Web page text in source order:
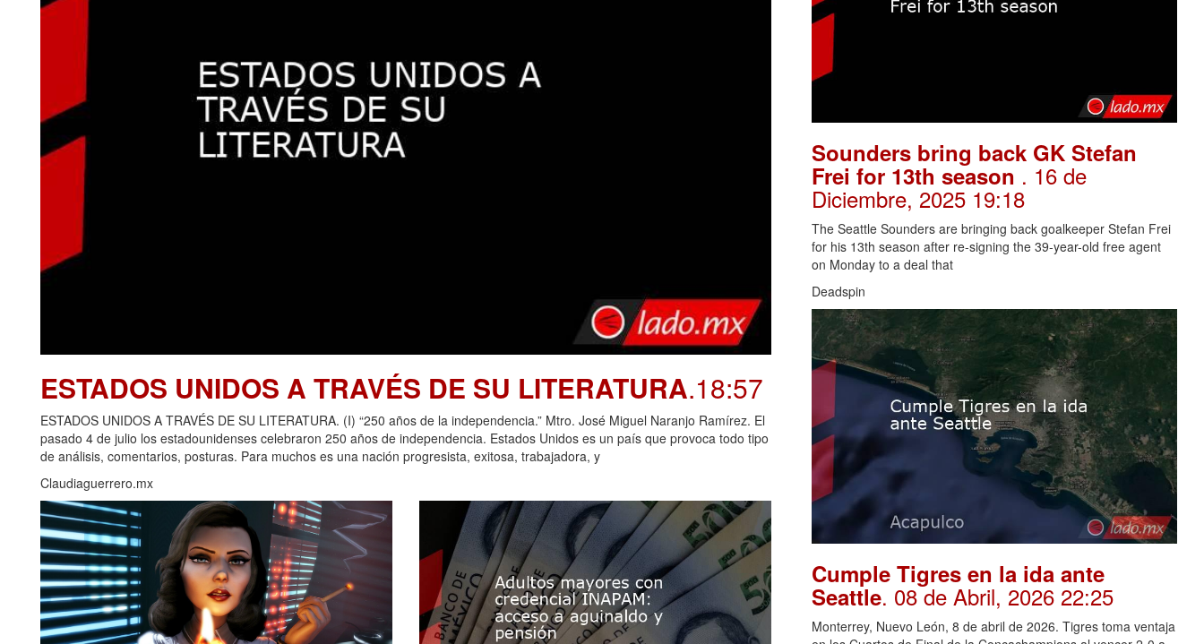
ESTADOS UNIDOS A TRAVÉS DE SU LITERATURA.18:57
ESTADOS UNIDOS A TRAVÉS DE SU LITERATURA. (I) “250 años de la independencia.” Mtro. José Miguel Naranjo Ramírez. El
pasado 4 de julio los estadounidenses celebraron 250 años de independencia. Estados Unidos es un país que provoca todo tipo
de análisis, comentarios, posturas. Para muchos es una nación progresista, exitosa, trabajadora, y
Claudiaguerrero.mx
Sounders bring back GK Stefan
Frei for 13th season . 16 de
Diciembre, 2025 19:18
The Seattle Sounders are bringing back goalkeeper Stefan Frei
for his 13th season after re-signing the 39-year-old free agent
on Monday to a deal that
Deadspin
Cumple Tigres en la ida ante
Seattle. 08 de Abril, 2026 22:25
Monterrey, Nuevo León, 8 de abril de 2026. Tigres toma ventaja